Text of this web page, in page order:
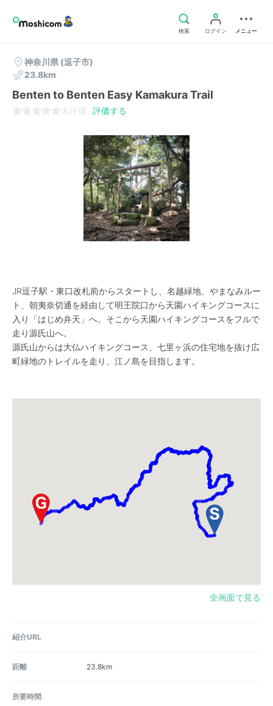
検索 ログイン メニュー
神奈川県 (逗子市)
23.8km
Benten to Benten Easy Kamakura Trail
未評価 評価する
JR逗子駅・東口改札前からスタートし、名越緑地、やまなみルー
ト、朝夷奈切通を経由して明王院口から天園ハイキングコースに
入り「はじめ弁天」へ。そこから天園ハイキングコースをフルで
走り源氏山へ。
源氏山からは大仏ハイキングコース、七里ヶ浜の住宅地を抜け広
町緑地のトレイルを走り、江ノ島を目指します。
全画面で見る
紹介URL
距離 23.8km
所要時間